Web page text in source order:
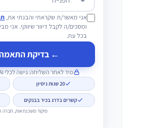
אני מאשר/ת שקראתי והבנתי את,
ומסכים/ה לקבל דיוור שיווקי. אני
בכל עת.
← בדיקת
מיד לאחר השליחה: גישה לכלי AI לבדיקת תנאי המשכנתא.
20 שנות ניסיון
קשרים בדרג בכיר בבנקים
מיקוד משכנתאות, חברה